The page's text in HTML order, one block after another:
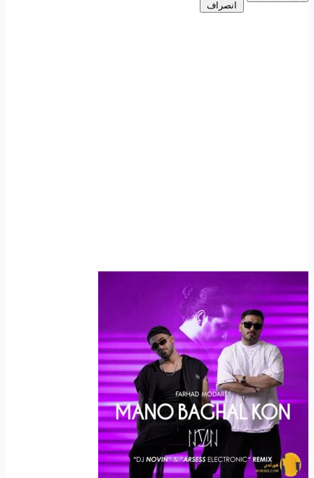
انصراف